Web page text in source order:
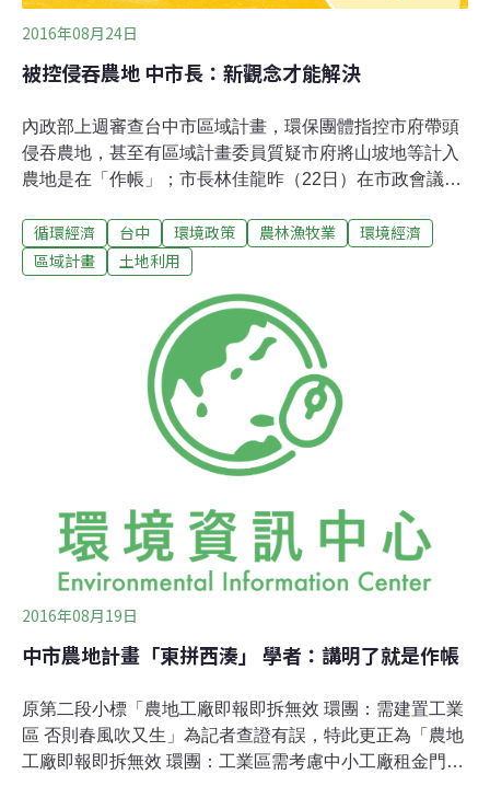
2016年08月24日
被控侵吞農地 中市長：新觀念才能解決
內政部上週審查台中市區域計畫，環保團體指控市府帶頭
侵吞農地，甚至有區域計畫委員質疑市府將山坡地等計入
農地是在「作帳」；市長林佳龍昨（22日）在市政會議中
而是製造問題，導致政府權威的崩潰，這個也是台灣政府
治理的危機。林佳龍在市政會議中表示，有產業才有就
合併之後，現在才擬定區域計畫，是以負責任的態度來面
對土地的使用，希望提供合法發展的產業出路，否則就會
導致像現在非常多的違章或未登記工廠。林佳龍說，現在
這麼多違章工廠且難以取締，除非政府是瞎子不去面對這
問題，否則負責任的態度就是怎麼讓他們有路可走，而不
是不斷訂定法令，執行又有困難，導致政府權威的崩潰，
這個就是今天台灣政府治理的危機，因為很多政策沒有從
造問題。林佳龍說，如果中央都規定一些地方政府沒辦法
循環經濟 台中 環境政策 農林漁牧業
環境經濟
區域計畫
土地利用
2016年08月19日
中市農地計畫「東拼西湊」 學者：講明了就是作帳
原第二段小標「農地工廠即報即拆無效 環團：需建置工業
區 否則春風吹又生」為記者查證有誤，特此更正為「農地
工廠即報即拆無效 環團：工業區需考慮中小工廠租金門